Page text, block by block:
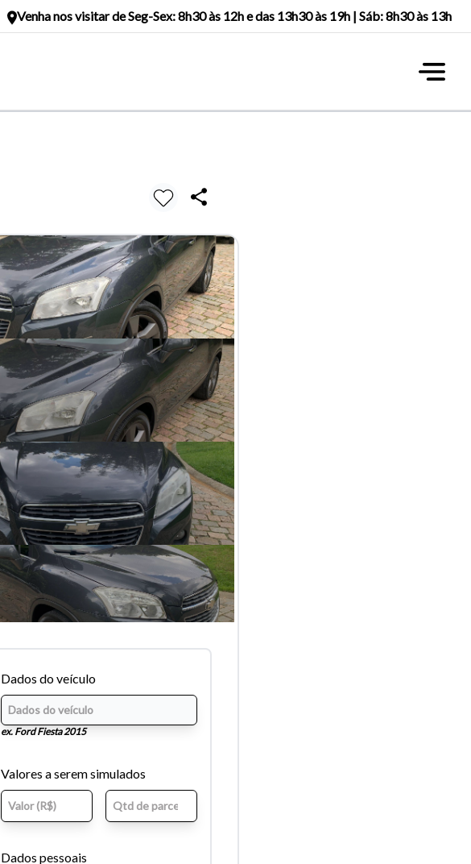
Venha nos visitar de Seg-Sex: 8h30 às 12h e das 13h30 às 19h | Sáb: 8h30 às 13h
Dados do veículo
ex. Ford Fiesta 2015
Valores a serem simulados
Dados pessoais